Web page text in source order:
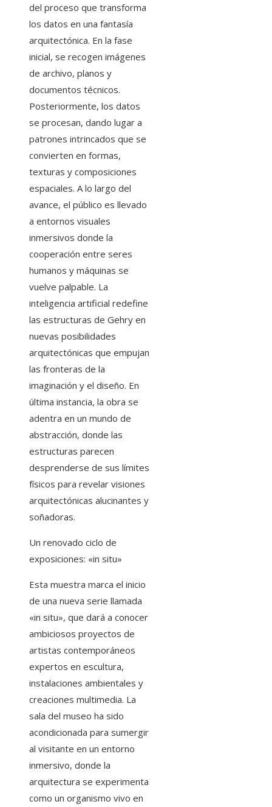
del proceso que transforma
los datos en una fantasía
arquitectónica. En la fase
inicial, se recogen imágenes
de archivo, planos y
documentos técnicos.
Posteriormente, los datos
se procesan, dando lugar a
patrones intrincados que se
convierten en formas,
texturas y composiciones
espaciales. A lo largo del
avance, el público es llevado
a entornos visuales
inmersivos donde la
cooperación entre seres
humanos y máquinas se
vuelve palpable. La
inteligencia artificial redefine
las estructuras de Gehry en
nuevas posibilidades
arquitectónicas que empujan
las fronteras de la
imaginación y el diseño. En
última instancia, la obra se
adentra en un mundo de
abstracción, donde las
estructuras parecen
desprenderse de sus límites
físicos para revelar visiones
arquitectónicas alucinantes y
soñadoras.
Un renovado ciclo de
exposiciones: «in situ»
Esta muestra marca el inicio
de una nueva serie llamada
«in situ», que dará a conocer
ambiciosos proyectos de
artistas contemporáneos
expertos en escultura,
instalaciones ambientales y
creaciones multimedia. La
sala del museo ha sido
acondicionada para sumergir
al visitante en un entorno
inmersivo, donde la
arquitectura se experimenta
como un organismo vivo en